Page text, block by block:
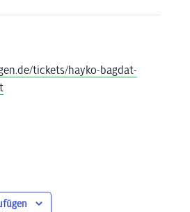
tickets/hayko-bagdat-